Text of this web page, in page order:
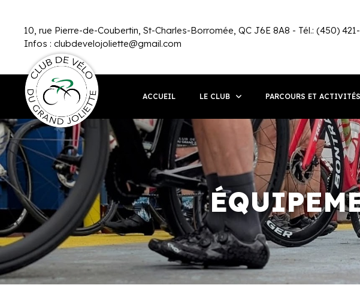
10, rue Pierre-de-Coubertin, St-Charles-Borromée, QC J6E 8A8 - Tél.: (450)
Infos : clubdevelojoliette@gmail.com
ACCUEIL LE CLUB PARCOURS ET ACTIVITÉS